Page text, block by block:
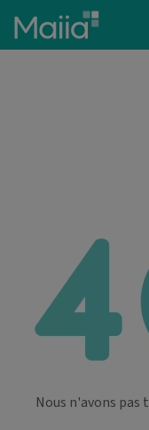
Aller au contenu
Nous n'avons pas